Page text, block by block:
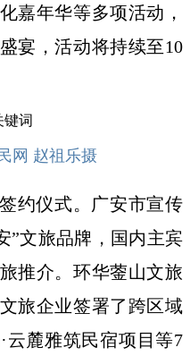
嘉年华等多项活动，
宴，活动将持续至10
网 赵祖乐摄
约仪式。广安市宣传
”文旅品牌，国内主宾
推介。环华蓥山文旅
旅企业签署了跨区域
云麓雅筑民宿项目等7